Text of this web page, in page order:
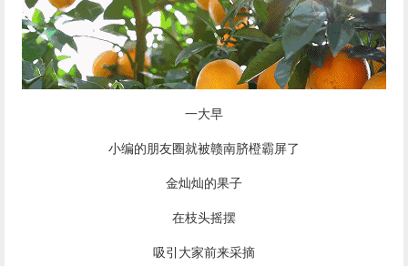
一大早
小编的朋友圈就被赣南脐橙霸屏了
金灿灿的果子
在枝头摇摆
吸引大家前来采摘